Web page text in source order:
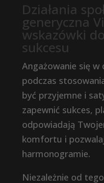
Działania
generyczna
wskazówki
sukcesu
Angażowanie się w
podczas
być przyjemne i
zapewnić sukces,
odpowiadają
komfortu i
harmonogramie.
Niezależnie od